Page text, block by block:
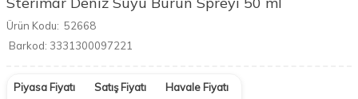
Ürün Kodu: 52668
Barkod: 3331300097221
Piyasa Fiyatı Satış Fiyatı Havale Fiyatı